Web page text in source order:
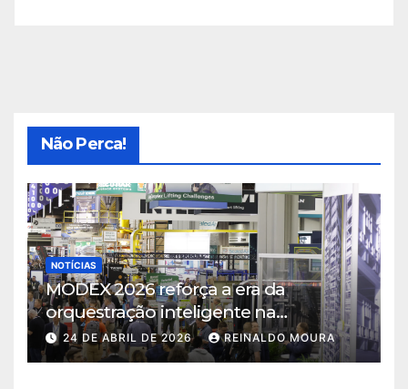
Não Perca!
NOTÍCIAS
MODEX 2026 reforça a era da
orquestração inteligente na
intralogística
24 DE ABRIL DE 2026 REINALDO MOURA